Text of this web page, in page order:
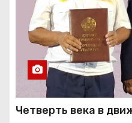
Четверть века в